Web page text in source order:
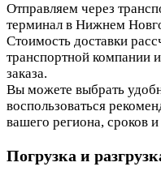
Отправляем через
терминал в Нижнем
Стоимость доставки
транспортной компании
заказа.
Вы можете выбрать
воспользоваться
вашего региона, сроков
Погрузка и